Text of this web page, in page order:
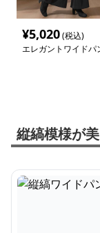
¥5,020(税込)
エレガントワイドパ
縦縞模様が